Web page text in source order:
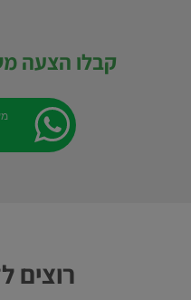
קבלו הצעה
רוצים